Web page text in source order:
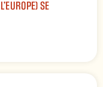
SE